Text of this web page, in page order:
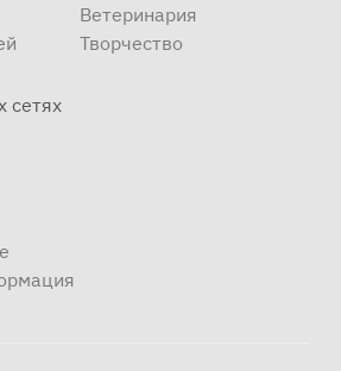
Ветеринария
Творчество
сетях